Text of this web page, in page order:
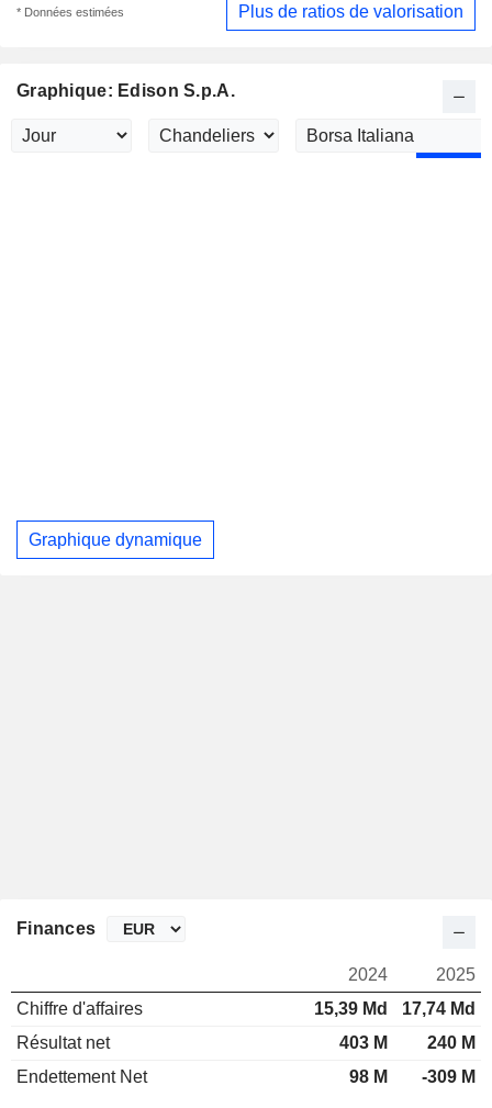
* Données estimées Plus de ratios de valorisation
Graphique: Edison S.p.A.
Graphique dynamique
Finances
2024
2025
Chiffre d'affaires
15,39 Md
17,74 Md
Résultat net
403 M
240 M
Endettement Net
98 M -309 M